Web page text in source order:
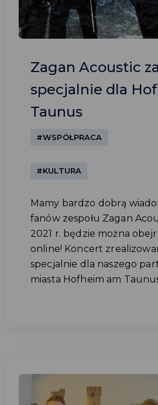
Zagan Acoustic
specjalnie dla
Taunus
#WSPÓŁPRACA
#KULTURA
Mamy bardzo dobrą
fanów zespołu Zagan
2021 r. będzie można
online! Koncert
specjalnie dla naszego
miasta Hofheim am